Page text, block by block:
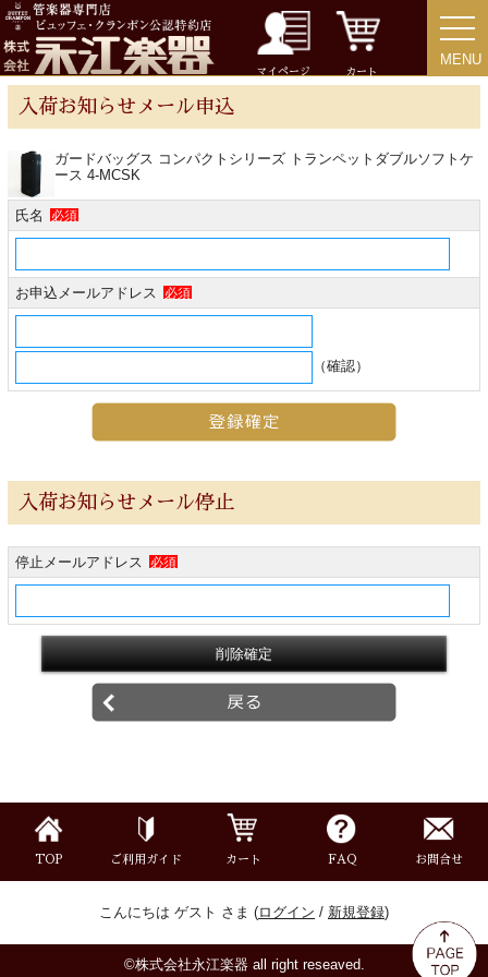
マイページ カート
MENU
MENU
入荷お知らせメール申込
ガードバッグス コンパクトシリーズ トランペットダブルソフトケ
ース 4-MCSK
氏名 必須
お申込メールアドレス 必須
（確認）
入荷お知らせメール停止
停止メールアドレス 必須
TOP ご利用ガイド カート FAQ お問合せ
こんにちは ゲスト さま (ログイン / 新規登録)
©株式会社永江楽器 all right reseaved.
チューバ
アクセサリー
リード＆リードケース
マウスピース＆ポーチ
ストラップ
音楽ギフト・雑貨
書籍・CD